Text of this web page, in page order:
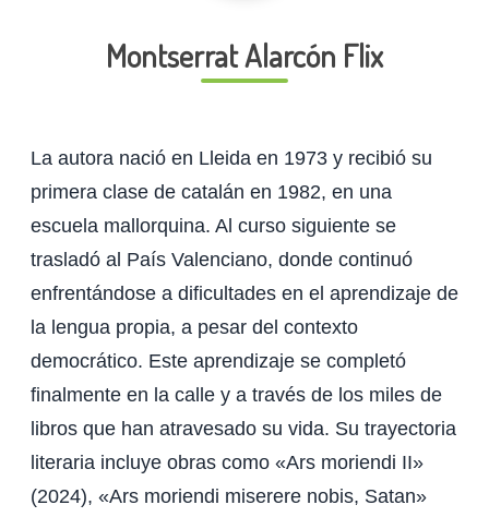
Montserrat Alarcón Flix
La autora nació en Lleida en 1973 y recibió su
primera clase de catalán en 1982, en una
escuela mallorquina. Al curso siguiente se
trasladó al País Valenciano, donde continuó
enfrentándose a dificultades en el aprendizaje de
la lengua propia, a pesar del contexto
democrático. Este aprendizaje se completó
finalmente en la calle y a través de los miles de
libros que han atravesado su vida. Su trayectoria
literaria incluye obras como «Ars moriendi II»
(2024), «Ars moriendi miserere nobis, Satan»